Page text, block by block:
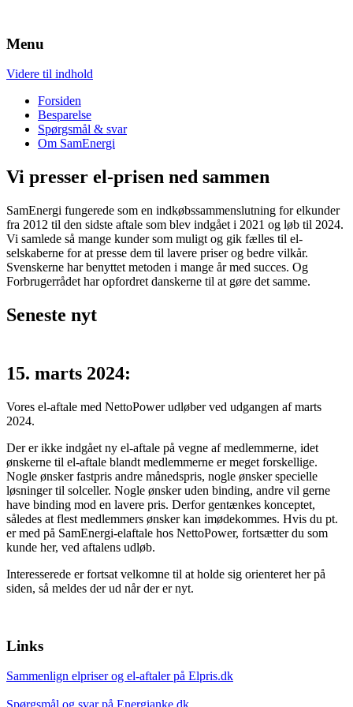
Sammen får vi billig el
Menu
Videre til indhold
Forsiden
Besparelse
Spørgsmål & svar
Om SamEnergi
Vi presser el-prisen ned sammen
SamEnergi fungerede som en indkøbssammenslutning for elkunder
fra 2012 til den sidste aftale som blev indgået i 2021 og løb til 2024.
Vi samlede så mange kunder som muligt og gik fælles til el-
selskaberne for at presse dem til lavere priser og bedre vilkår.
Svenskerne har benyttet metoden i mange år med succes. Og
Forbrugerrådet har opfordret danskerne til at gøre det samme.
Seneste nyt
15. marts 2024:
Vores el-aftale med NettoPower udløber ved udgangen af marts
2024.
Der er ikke indgået ny el-aftale på vegne af medlemmerne, idet
ønskerne til el-aftale blandt medlemmerne er meget forskellige.
Nogle ønsker fastpris andre månedspris, nogle ønsker specielle
løsninger til solceller. Nogle ønsker uden binding, andre vil gerne
have binding mod en lavere pris. Derfor gentænkes konceptet,
således at flest medlemmers ønsker kan imødekommes. Hvis du pt.
er med på SamEnergi-elaftale hos NettoPower, fortsætter du som
kunde her, ved aftalens udløb.
Interesserede er fortsat velkomne til at holde sig orienteret her på
siden, så meldes der ud når der er nyt.
Links
Sammenlign elpriser og el-aftaler på Elpris.dk